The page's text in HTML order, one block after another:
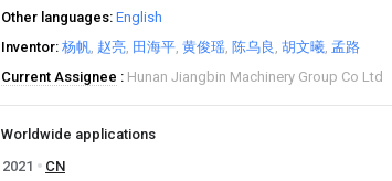
Other languages English
Inventor 杨帆 赵亮 田海平 黄俊瑶 陈乌良 胡文曦 孟路
Current Assignee
Hunan Jiangbin Machinery Group Co Ltd
Worldwide applications
2021
CN